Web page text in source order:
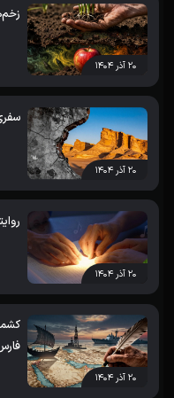
۲۰ آذر ۱۴۰۴
۲۰ آذر ۱۴۰۴
۲۰ آذر ۱۴۰۴
۲۰ آذر ۱۴۰۴